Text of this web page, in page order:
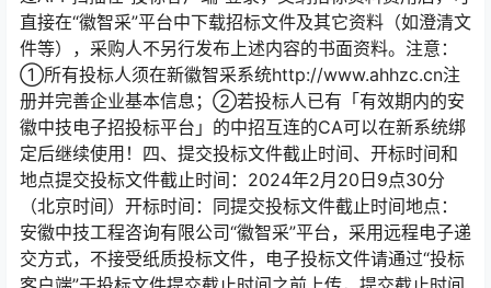
直接在“徽智采”平台中下载招标文件及其它资料（如澄清文
件等），采购人不另行发布上述内容的书面资料。注意：
①所有投标人须在新徽智采系统http://www.ahhzc.cn注
册并完善企业基本信息；②若投标人已有「有效期内的安
徽中技电子招投标平台」的中招互连的CA可以在新系统绑
定后继续使用！四、提交投标文件截止时间、开标时间和
地点提交投标文件截止时间：2024年2月20日9点30分
（北京时间）开标时间：同提交投标文件截止时间地点：
安徽中技工程咨询有限公司“徽智采”平台，采用远程电子递
交方式，不接受纸质投标文件，电子投标文件请通过“投标